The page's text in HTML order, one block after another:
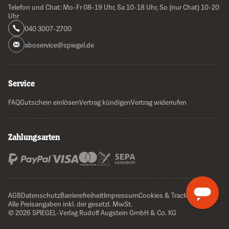
Telefon und Chat: Mo-Fr 08-19 Uhr, Sa 10-18 Uhr, So (nur Chat) 10-20
Uhr
040 3007-2700
aboservice@spiegel.de
Service
FAQGutschein einlösenVertrag kündigenVertrag widerrufen
Zahlungsarten
AGBDatenschutzBarrierefreiheitImpressumCookies & Tracking
Alle Preisangaben inkl. der gesetzl. MwSt.
© 2026 SPIEGEL-Verlag Rudolf Augstein GmbH & Co. KG